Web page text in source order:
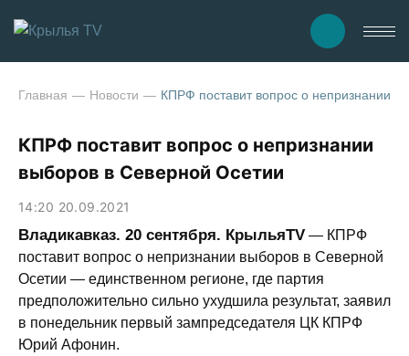
Главная Новости КПРФ поставит вопрос о непризнании
КПРФ поставит вопрос о непризнании
выборов в Северной Осетии
14:20 20.09.2021
Владикавказ. 20 сентября. КрыльяTV — КПРФ
поставит вопрос о непризнании выборов в Северной
Осетии — единственном регионе, где партия
предположительно сильно ухудшила результат, заявил
в понедельник первый зампредседателя ЦК КПРФ
Юрий Афонин.